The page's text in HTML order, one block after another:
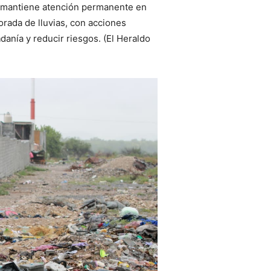
atención permanente en
de lluvias, con acciones
y reducir riesgos. (El Heraldo